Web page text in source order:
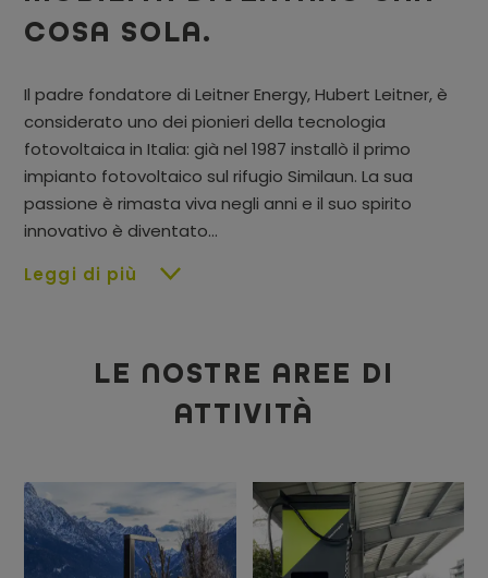
COSA SOLA.
Il padre fondatore di Leitner Energy, Hubert Leitner, è
considerato uno dei pionieri della tecnologia
fotovoltaica in Italia: già nel 1987 installò il primo
impianto fotovoltaico sul rifugio Similaun. La sua
passione è rimasta viva negli anni e il suo spirito
innovativo è diventato...
Leggi di più
LE NOSTRE AREE DI
ATTIVITÀ